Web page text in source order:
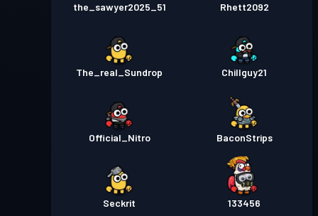
the_sawyer2025_51 Rhett2092
The_real_Sundrop Chillguy21
Official_Nitro BaconStrips
Seckrit 133456